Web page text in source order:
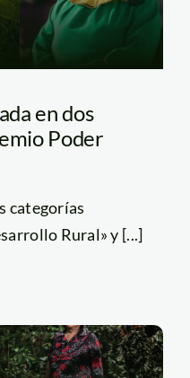
en dos
Poder
categorías
Rural» y [...]